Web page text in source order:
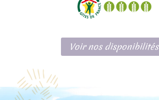
Voir nos disponibilités